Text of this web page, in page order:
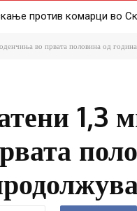
против комарци во
на ред се
во првата половина од
1,3